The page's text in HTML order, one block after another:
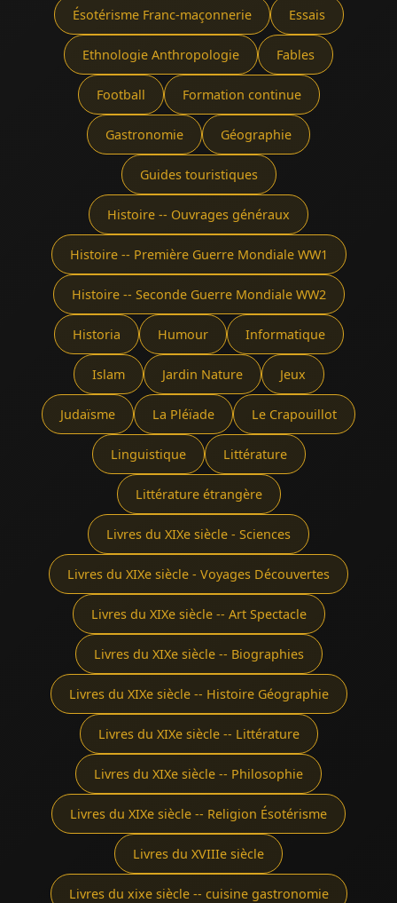
Ésotérisme Franc-maçonnerie Essais
Ethnologie Anthropologie Fables
Football Formation continue
Gastronomie Géographie
Guides touristiques
Histoire -- Ouvrages généraux
Histoire -- Première Guerre Mondiale WW1
Histoire -- Seconde Guerre Mondiale WW2
Historia Humour Informatique
Islam Jardin Nature Jeux
Judaïsme La Pléïade Le Crapouillot
Linguistique Littérature
Littérature étrangère
Livres du XIXe siècle - Sciences
Livres du XIXe siècle - Voyages Découvertes
Livres du XIXe siècle -- Art Spectacle
Livres du XIXe siècle -- Biographies
Livres du XIXe siècle -- Histoire Géographie
Livres du XIXe siècle -- Littérature
Livres du XIXe siècle -- Philosophie
Livres du XIXe siècle -- Religion Ésotérisme
Livres du XVIIIe siècle
Livres du xixe siècle -- cuisine gastronomie